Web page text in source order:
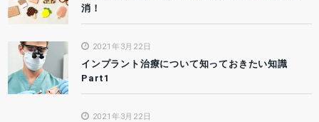
消！
2021年3月22日
インプラント治療について知っておきたい知識
Part1
2021年3月22日